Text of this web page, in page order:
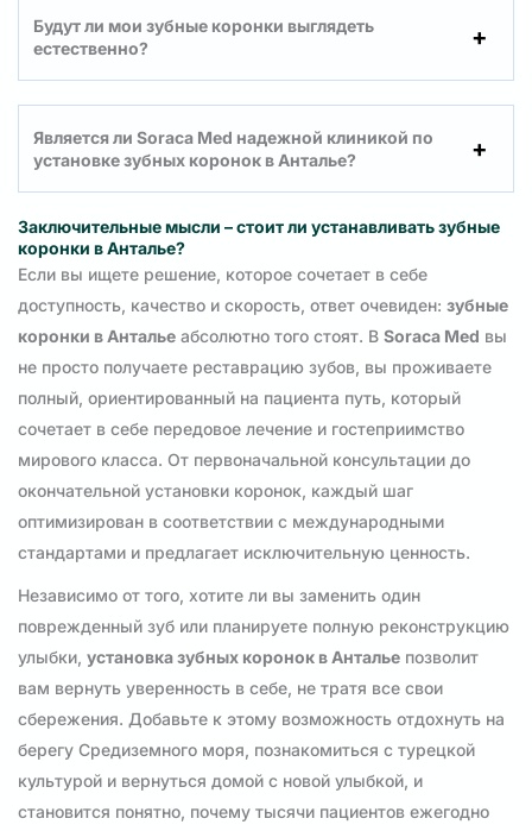
Будут ли мои зубные коронки выглядеть
естественно?
Является ли Soraca Med надежной клиникой по
установке зубных коронок в Анталье?
Заключительные мысли – стоит ли устанавливать зубные
коронки в Анталье?
Если вы ищете решение, которое сочетает в себе
доступность, качество и скорость, ответ очевиден: зубные
коронки в Анталье абсолютно того стоят. В Soraca Med вы
не просто получаете реставрацию зубов, вы проживаете
полный, ориентированный на пациента путь, который
сочетает в себе передовое лечение и гостеприимство
мирового класса. От первоначальной консультации до
окончательной установки коронок, каждый шаг
оптимизирован в соответствии с международными
стандартами и предлагает исключительную ценность.
Независимо от того, хотите ли вы заменить один
поврежденный зуб или планируете полную реконструкцию
улыбки, установка зубных коронок в Анталье позволит
вам вернуть уверенность в себе, не тратя все свои
сбережения. Добавьте к этому возможность отдохнуть на
берегу Средиземного моря, познакомиться с турецкой
культурой и вернуться домой с новой улыбкой, и
становится понятно, почему тысячи пациентов ежегодно